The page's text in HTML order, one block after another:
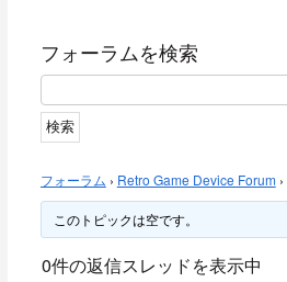
フォーラムを検索
フォーラム › Retro Game Device Forum ›
このトピックは空です。
0件の返信スレッドを表示中